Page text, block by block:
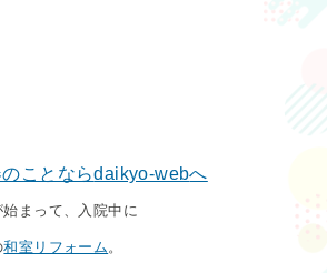
ことならdaikyo-webへ
まって、入院中に
和室リフォーム 。